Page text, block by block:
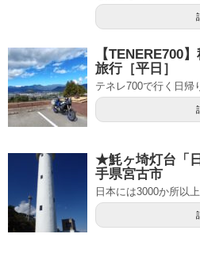
【TENERE700
旅行［平日］
テネレ700で行く日帰
★魹ヶ埼灯台「
手県宮古市
日本には3000か所以